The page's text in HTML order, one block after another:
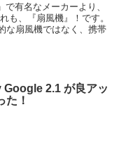
で有名なメーカーより、
も、『扇風機』！です。
な扇風機ではなく、携帯
Google 2.1 が良アッ
た！